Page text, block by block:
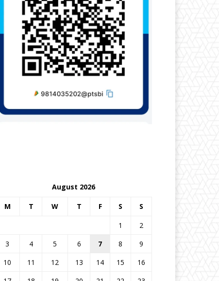
August 2026
M T W T F S S
1
2
3
4 5 6 7 8
9
10
11 12 13 14 15
16